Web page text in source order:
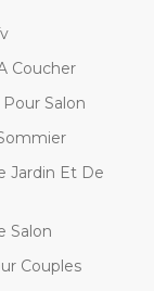
Coucher
Salon
Jardin Et De
Salon
Couples